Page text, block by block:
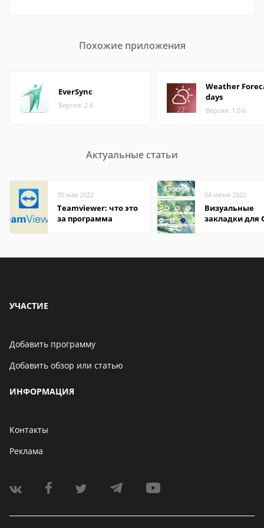
Похожие приложения
EverSync
Версия: 2.6
Weather
days
Версия: 1.0.6
Актуальные статьи
30 мая 2022
Teamviewer: что это
за программа
04 июня 2022
Визуальные
закладки для
УЧАСТИЕ
Добавить программу
Добавить обзор или статью
ИНФОРМАЦИЯ
Контакты
Реклама